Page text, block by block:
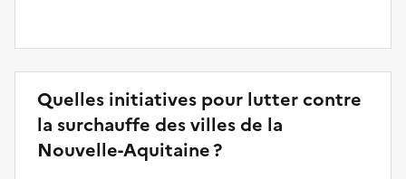
Quelles initiatives pour lutter contre
la surchauffe des villes de la
Nouvelle-Aquitaine ?